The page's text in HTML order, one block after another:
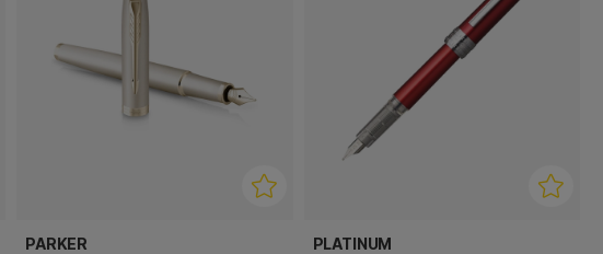
PARKER PLATINUM